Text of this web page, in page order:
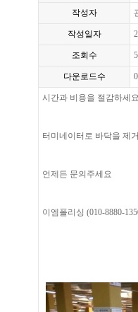
작성자
작성일자
조회수
다운로드수 0
시간과 비용을 절감하세
터미네이터로 바닥을 제
언제든 문의주세요
이엠폴리싱 (010-8880-